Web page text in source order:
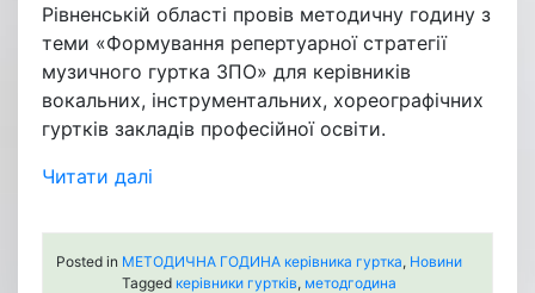
Рівненській області провів методичну годину з
теми «Формування репертуарної стратегії
музичного гуртка ЗПО» для керівників
вокальних, інструментальних, хореографічних
гуртків закладів професійної освіти.
Читати далі
Posted in МЕТОДИЧНА ГОДИНА керівника гуртка, Новини
Tagged керівники гуртків, методгодина